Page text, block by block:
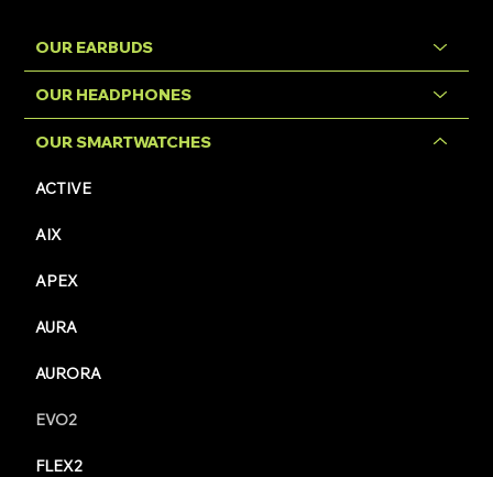
OUR EARBUDS
OUR HEADPHONES
OUR SMARTWATCHES
ACTIVE
AIX
APEX
AURA
AURORA
EVO2
FLEX2